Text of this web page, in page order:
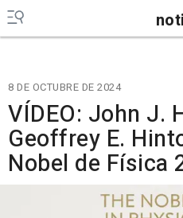
noti
8 DE OCTUBRE DE 2024
VÍDEO: John J.
Geoffrey E.
Nobel de Física